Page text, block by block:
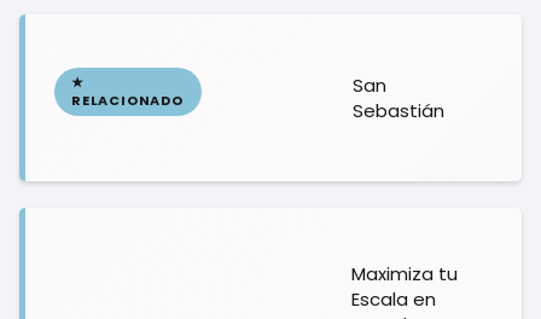
San
Sebastián
Maximiza tu
Escala en